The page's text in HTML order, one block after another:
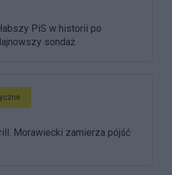
PiS w historii po
sondaż
Morawiecki zamierza pójść